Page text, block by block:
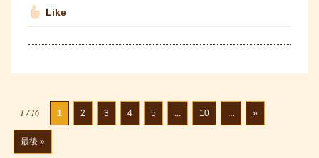
Like
1 / 16 1 2 3 4 5 ... 10 ... »
最後 »